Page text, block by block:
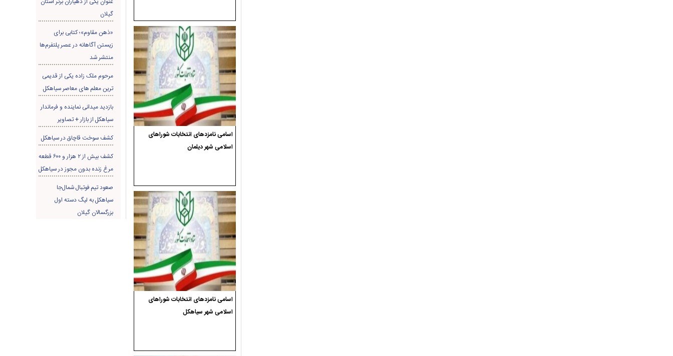
اسامی نامزدهای انتخابات شوراهای
اسلامی شهر دیلمان
اسامی نامزدهای انتخابات شوراهای
اسلامی شهر سیاهکل
گیلان
«ذهن مقاوم»؛ کتابی برای
زیستن آگاهانه در عصر پلتفرم‌ها
منتشر شد
مرحوم ملک زاده یکی از قدیمی
ترین معلم های معاصر سیاهکل
بازدید میدانی نماینده و فرماندار
سیاهکل از بازار + تصاویر
کشف سوخت قاچاق در سياهکل
کشف بیش از ۲ هزار و ۶۰۰ قطعه
مرغ زنده بدون مجوز در سیاهکل
صعود تیم فوتبال شمال‌جا‌
سیاهکل به لیگ دسته اول
بزرگسالان گیلان